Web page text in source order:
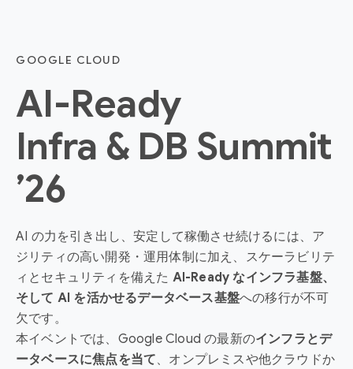
GOOGLE CLOUD
AI-Ready
Infra & DB Summit
’26
AI の力を引き出し、安定して稼働させ続けるには、ア
ジリティの高い開発・運用体制に加え、スケーラビリテ
ィとセキュリティを備えた AI-Ready なインフラ基盤、
そして AI を活かせるデータベース基盤への移行が不可
欠です。
本イベントでは、Google Cloud の最新のインフラとデ
ータベースに焦点を当て、オンプレミスや他クラウドか